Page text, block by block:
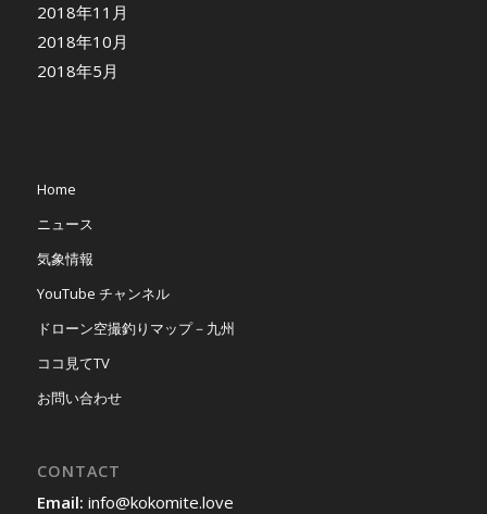
2018年11月
2018年10月
2018年5月
Home
ニュース
気象情報
YouTube チャンネル
ドローン空撮釣りマップ－九州
ココ見てTV
お問い合わせ
CONTACT
Email: info@kokomite.love